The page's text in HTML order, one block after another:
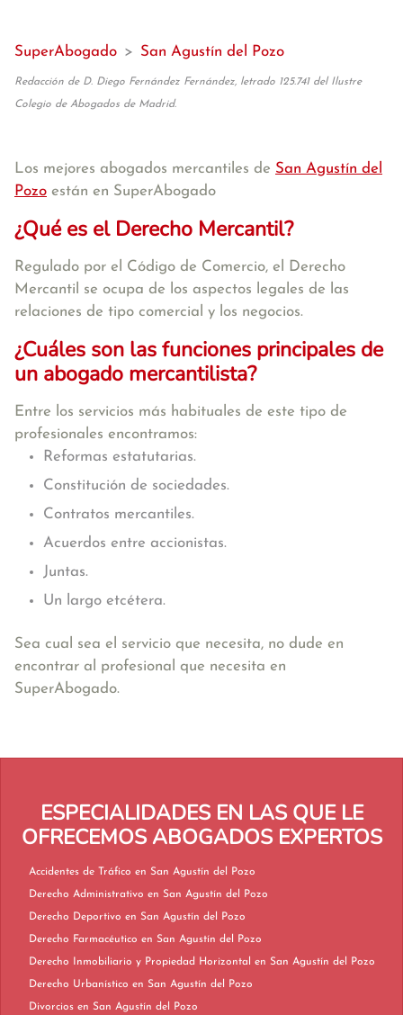
SuperAbogado > San Agustín del Pozo
Redacción de D. Diego Fernández Fernández, letrado 125.741 del Ilustre
Colegio de Abogados de Madrid.
Los mejores abogados mercantiles de San Agustín del
Pozo están en SuperAbogado
¿Qué es el Derecho Mercantil?
Regulado por el Código de Comercio, el Derecho
Mercantil se ocupa de los aspectos legales de las
relaciones de tipo comercial y los negocios.
¿Cuáles son las funciones principales de
un abogado mercantilista?
Entre los servicios más habituales de este tipo de
profesionales encontramos:
Reformas estatutarias.
Constitución de sociedades.
Contratos mercantiles.
Acuerdos entre accionistas.
Juntas.
Un largo etcétera.
Sea cual sea el servicio que necesita, no dude en
encontrar al profesional que necesita en
SuperAbogado.
ESPECIALIDADES EN LAS QUE LE
OFRECEMOS ABOGADOS EXPERTOS
Accidentes de Tráfico en San Agustín del Pozo
Derecho Administrativo en San Agustín del Pozo
Derecho Deportivo en San Agustín del Pozo
Derecho Farmacéutico en San Agustín del Pozo
Derecho Inmobiliario y Propiedad Horizontal en San Agustín del Pozo
Derecho Urbanístico en San Agustín del Pozo
Divorcios en San Agustín del Pozo